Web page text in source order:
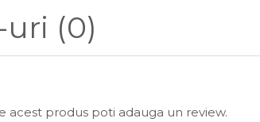
uri (0)
acest produs poti adauga un review.